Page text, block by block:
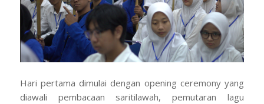
Hari pertama dimulai dengan opening ceremony yang
diawali pembacaan saritilawah, pemutaran lagu